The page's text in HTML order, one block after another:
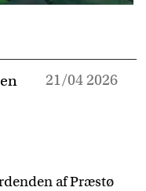
21/04 2026
af Præstø